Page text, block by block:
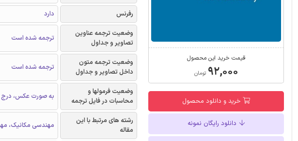
قیمت خرید این محصول
۹۲,۰۰۰ تومان
خرید و دانلود محصول
دانلود رایگان نمونه
رفرنس
دارد
وضعیت ترجمه عناوین
تصاویر و جداول
ترجمه شده است
وضعیت ترجمه متون
داخل تصاویر و جداول
ترجمه شده است
وضعیت فرمولها و
محاسبات در فایل ترجمه
به صورت عکس،
رشته های مرتبط با این
مقاله
مهندسی مکانیک،